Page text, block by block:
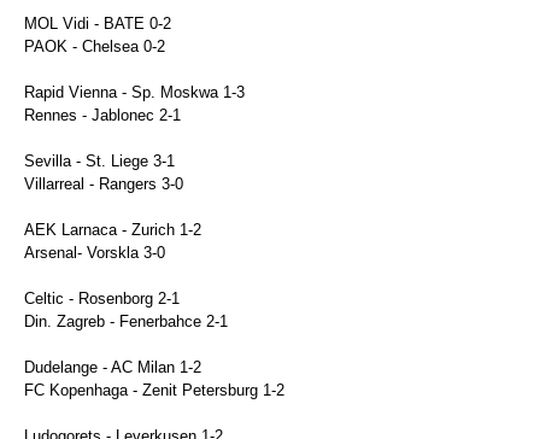
MOL Vidi - BATE 0-2
PAOK - Chelsea 0-2
Rapid Vienna - Sp. Moskwa 1-3
Rennes - Jablonec 2-1
Sevilla - St. Liege 3-1
Villarreal - Rangers 3-0
AEK Larnaca - Zurich 1-2
Arsenal- Vorskla 3-0
Celtic - Rosenborg 2-1
Din. Zagreb - Fenerbahce 2-1
Dudelange - AC Milan 1-2
FC Kopenhaga - Zenit Petersburg 1-2